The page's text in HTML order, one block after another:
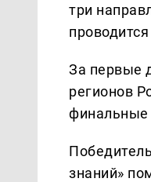
три
За первые
регионов
финальные
знаний»